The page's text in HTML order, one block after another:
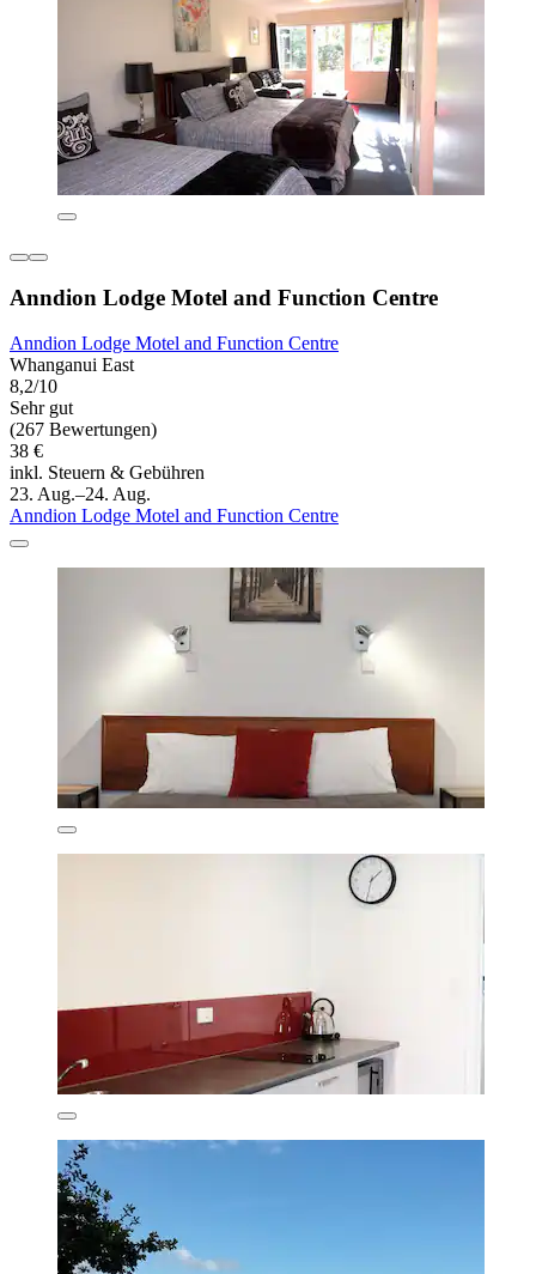
Anndion Lodge Motel and Function Centre
Anndion Lodge Motel and Function Centre
Whanganui East
8,2/10
Sehr gut
(267 Bewertungen)
38 €
inkl. Steuern & Gebühren
23. Aug.–24. Aug.
Anndion Lodge Motel and Function Centre